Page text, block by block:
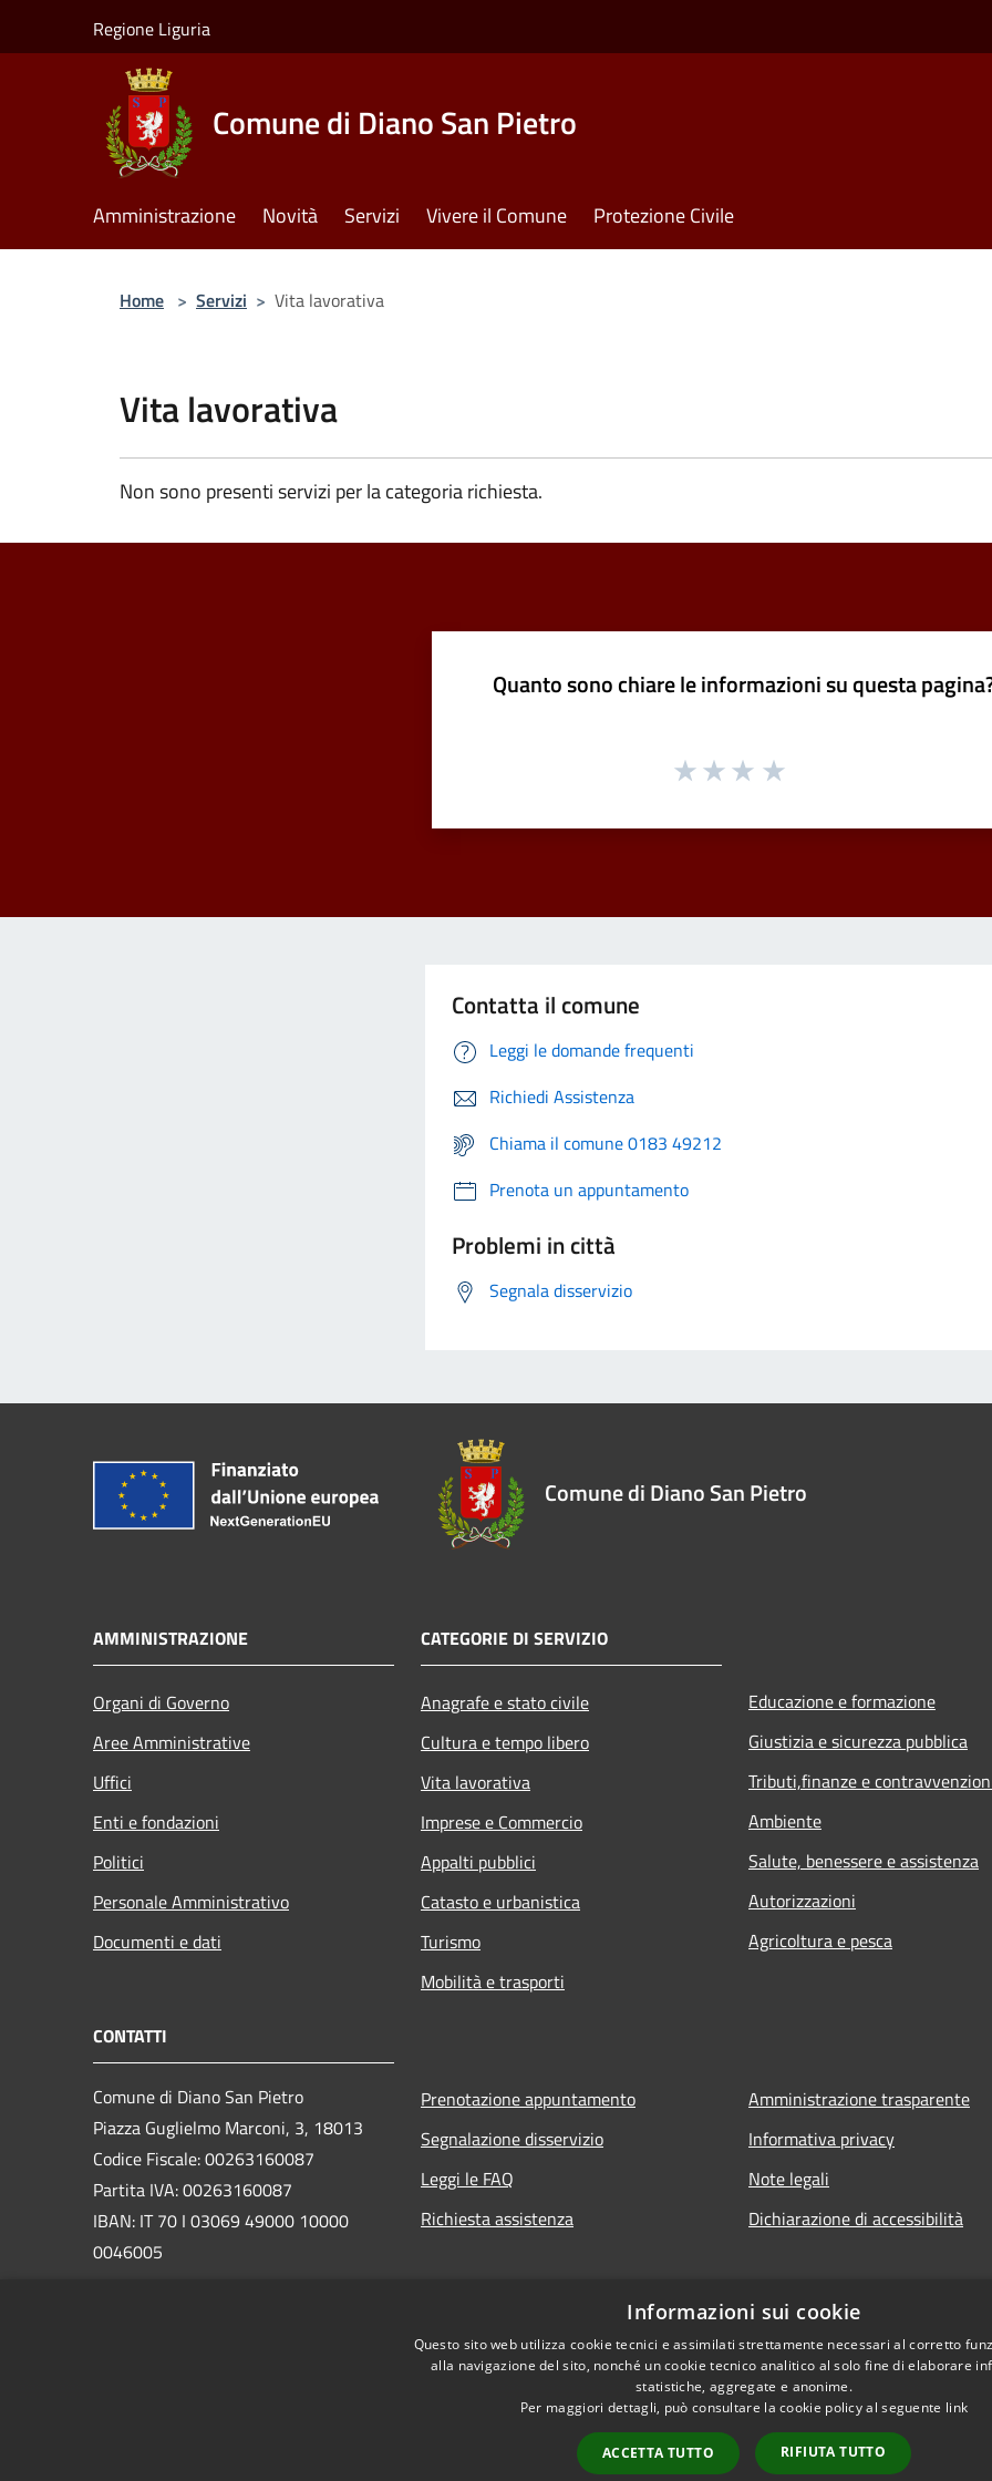
Regione Liguria
Comune di Diano San Pietro
Amministrazione Novità Servizi Vivere il Comune Protezione Civile
Home > Servizi > Vita lavorativa
Vita lavorativa
Non sono presenti servizi per la categoria richiesta.
Quanto sono chiare le informazioni su questa
Contatta il comune
Leggi le domande frequenti
Richiedi Assistenza
Chiama il comune 0183 49212
Prenota un appuntamento
Problemi in città
Segnala disservizio
Comune di Diano San Pietro
AMMINISTRAZIONE
Organi di Governo
Aree Amministrative
Uffici
Enti e fondazioni
Politici
Personale Amministrativo
Documenti e dati
CATEGORIE DI SERVIZIO
Anagrafe e stato civile
Cultura e tempo libero
Vita lavorativa
Imprese e Commercio
Appalti pubblici
Catasto e urbanistica
Turismo
Mobilità e trasporti
Educazione e formazione
Giustizia e sicurezza pubblica
Tributi,finanze e
Ambiente
Salute, benessere e assistenza
Autorizzazioni
Agricoltura e pesca
CONTATTI
Comune di Diano San Pietro
Piazza Guglielmo Marconi, 3, 18013
Codice Fiscale: 00263160087
Partita IVA: 00263160087
IBAN: IT 70 I 03069 49000 10000
0046005
Prenotazione appuntamento
Segnalazione disservizio
Leggi le FAQ
Richiesta assistenza
Amministrazione trasparente
Informativa privacy
Note legali
Dichiarazione di accessibilità
Copyright © 2026 •
Informazioni sui cookie
Questo sito web utilizza cookie tecnici e assimilati strettamente necessari al corretto
alla navigazione del sito, nonché un cookie tecnico analitico al solo fine di elaborare
statistiche, aggregate e anonime.
Per maggiori dettagli, può consultare la cookie policy al seguente link
ACCETTA TUTTO RIFIUTA TUTTO